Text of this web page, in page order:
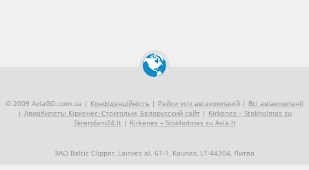
© 2009 AviaGO.com.ua | Конфіденційність | Рейси усіх авіакомпаній | Всі авіакомпанії
| Авиабилеты Кіркенес–Стокгольм, Белорусский сайт| Kirkenes – Stokholmas su
Skrendam24.lt | Kirkenes – Stokholmas su Avia.lt
ЗАО Baltic Clipper, Laisvės al. 61-1, Kaunas, LT-44304, Литва